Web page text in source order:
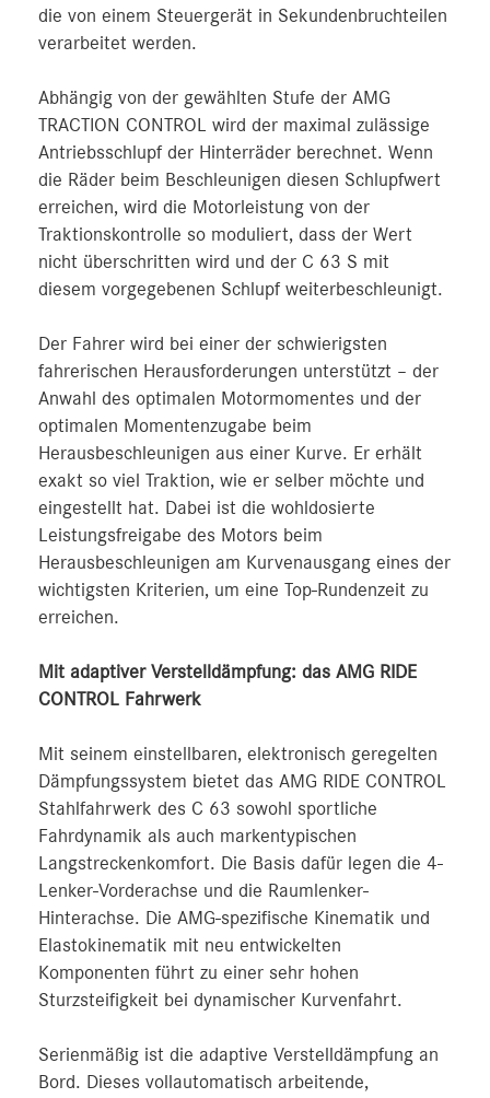
die von einem Steuergerät in Sekundenbruchteilen
verarbeitet werden.
Abhängig von der gewählten Stufe der AMG
TRACTION CONTROL wird der maximal zulässige
Antriebsschlupf der Hinterräder berechnet. Wenn
die Räder beim Beschleunigen diesen Schlupfwert
erreichen, wird die Motorleistung von der
Traktionskontrolle so moduliert, dass der Wert
nicht überschritten wird und der C 63 S mit
diesem vorgegebenen Schlupf weiterbeschleunigt.
Der Fahrer wird bei einer der schwierigsten
fahrerischen Herausforderungen unterstützt – der
Anwahl des optimalen Motormomentes und der
optimalen Momentenzugabe beim
Herausbeschleunigen aus einer Kurve. Er erhält
exakt so viel Traktion, wie er selber möchte und
eingestellt hat. Dabei ist die wohldosierte
Leistungsfreigabe des Motors beim
Herausbeschleunigen am Kurvenausgang eines der
wichtigsten Kriterien, um eine Top-Rundenzeit zu
erreichen.
Mit adaptiver Verstelldämpfung: das AMG RIDE
CONTROL Fahrwerk
Mit seinem einstellbaren, elektronisch geregelten
Dämpfungssystem bietet das AMG RIDE CONTROL
Stahlfahrwerk des C 63 sowohl sportliche
Fahrdynamik als auch markentypischen
Langstreckenkomfort. Die Basis dafür legen die 4-
Lenker-Vorderachse und die Raumlenker-
Hinterachse. Die AMG-spezifische Kinematik und
Elastokinematik mit neu entwickelten
Komponenten führt zu einer sehr hohen
Sturzsteifigkeit bei dynamischer Kurvenfahrt.
Serienmäßig ist die adaptive Verstelldämpfung an
Bord. Dieses vollautomatisch arbeitende,